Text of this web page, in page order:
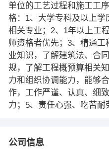
单位的工艺过程和施工工
格：1、大学专科及以上
相关专业；2、1年以上工
师资格者优先；3、精通
业知识，了解建筑法、合
规，了解工程概预算相关
力和组织协调能力，能够
作，工作严谨、认真、细
力；5、责任心强、吃苦耐
公司信息